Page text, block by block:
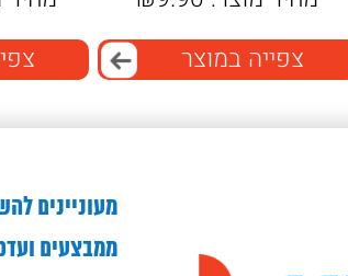
צפייה במוצר
מעוניינים
ממבצעים